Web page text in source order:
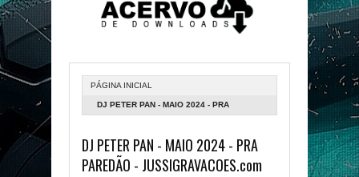
PÁGINA INICIAL
DJ PETER PAN - MAIO 2024 - PRA
DJ PETER PAN - MAIO 2024 - PRA
PAREDÃO - JUSSIGRAVACOES.com